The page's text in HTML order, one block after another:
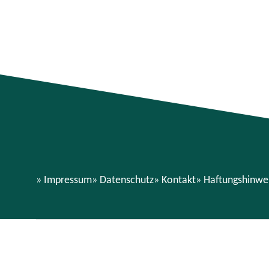
Impressum Datenschutz Kontakt